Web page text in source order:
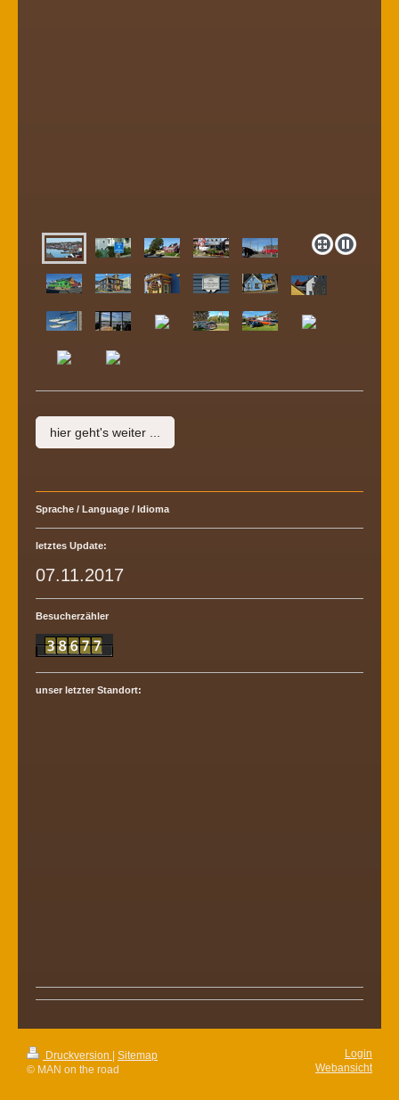
hier geht's weiter ...
Sprache / Language / Idioma
letztes Update:
07.11.2017
Besucherzähler
unser letzter Standort:
Druckversion | Sitemap
© MAN on the road
Login
Webansicht